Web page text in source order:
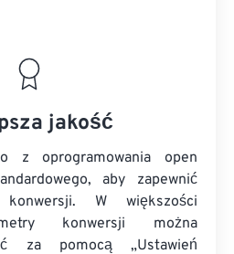
jakość
z oprogramowania open
aby zapewnić
W większości
konwersji można
za pomocą „Ustawień